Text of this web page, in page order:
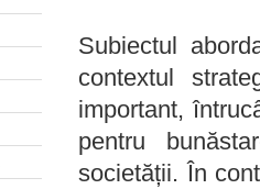
Subiectul
contextul
important,
pentru
societății. În